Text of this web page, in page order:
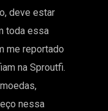
deve estar
toda essa
me reportado
na Sproutfi.
nessa